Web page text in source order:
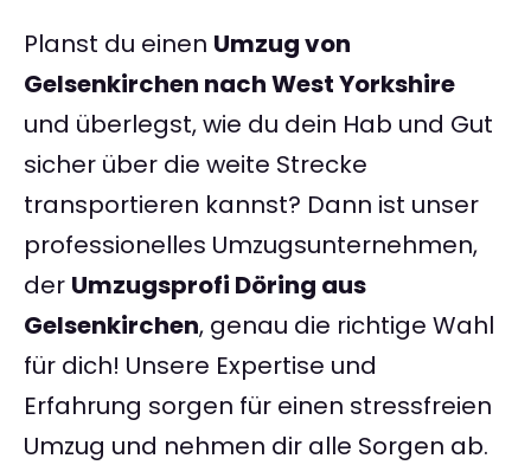
Planst du einen Umzug von
Gelsenkirchen nach West Yorkshire
und überlegst, wie du dein Hab und Gut
sicher über die weite Strecke
transportieren kannst? Dann ist unser
professionelles Umzugsunternehmen,
der Umzugsprofi Döring aus
Gelsenkirchen, genau die richtige Wahl
für dich! Unsere Expertise und
Erfahrung sorgen für einen stressfreien
Umzug und nehmen dir alle Sorgen ab.